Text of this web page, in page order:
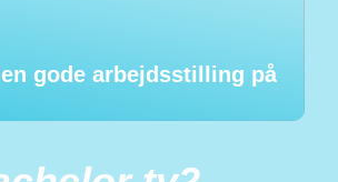
gode arbejdsstilling på